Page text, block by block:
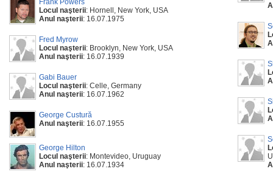
Frank Powers
Locul naşterii: Hornell, New York, USA
Anul naşterii: 16.07.1975
Fred Myrow
Locul naşterii: Brooklyn, New York, USA
Anul naşterii: 16.07.1939
Gabi Bauer
Locul naşterii: Celle, Germany
Anul naşterii: 16.07.1962
George Custură
Anul naşterii: 16.07.1955
George Hilton
Locul naşterii: Montevideo, Uruguay
Anul naşterii: 16.07.1934